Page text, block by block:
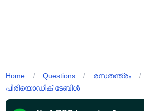
Home / Questions / രസതന്ത്രം /
പീരിയൊഡിക് ടേബിൾ